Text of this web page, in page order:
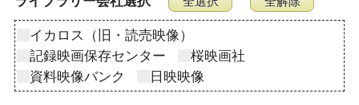
イカロス（旧・読売映像）
記録映画保存センター
桜映画社
資料映像バンク
日映映像